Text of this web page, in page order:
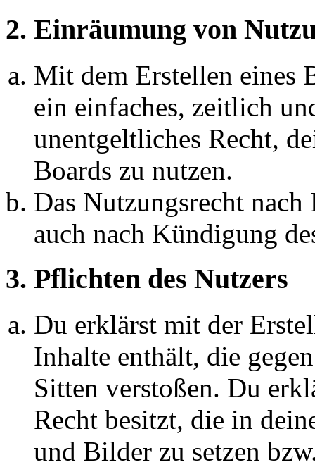
2. Einräumung von
Mit dem Erstellen eines
ein einfaches, zeitlich
unentgeltliches Recht,
Boards zu nutzen.
Das Nutzungsrecht
auch nach Kündigung
3. Pflichten des Nutzers
Du erklärst mit der
Inhalte enthält, die
Sitten verstoßen. Du
Recht besitzt, die in
und Bilder zu setzen